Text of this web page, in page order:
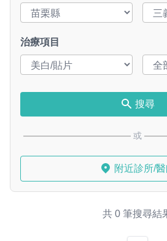
治療項目
搜尋
或
附近診所/
共 0 筆搜尋結